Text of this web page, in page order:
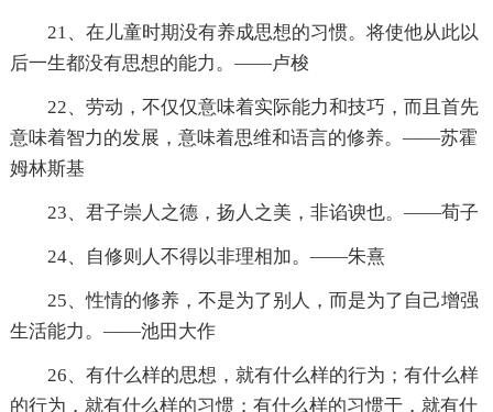
21、在儿童时期没有养成思想的习惯。将使他从此以
后一生都没有思想的能力。——卢梭
22、劳动，不仅仅意味着实际能力和技巧，而且首先
意味着智力的发展，意味着思维和语言的修养。——苏霍
姆林斯基
23、君子崇人之德，扬人之美，非谄谀也。——荀子
24、自修则人不得以非理相加。——朱熹
25、性情的修养，不是为了别人，而是为了自己增强
生活能力。——池田大作
26、有什么样的思想，就有什么样的行为；有什么样
的行为，就有什么样的习惯；有什么样的习惯于，就有什